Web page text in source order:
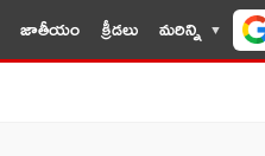
జాతీయం క్రీడలు మరిన్ని